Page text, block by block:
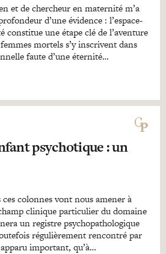
et de chercheur en maternité m’a
d’une évidence : l’espace-
constitue une étape clé de l’aventure
mortels s’y inscrivent dans
faute d’une éternité…
psychotique : un
colonnes vont nous amener à
clinique particulier du domaine
un registre psychopathologique
régulièrement rencontré par
important, qu’à…